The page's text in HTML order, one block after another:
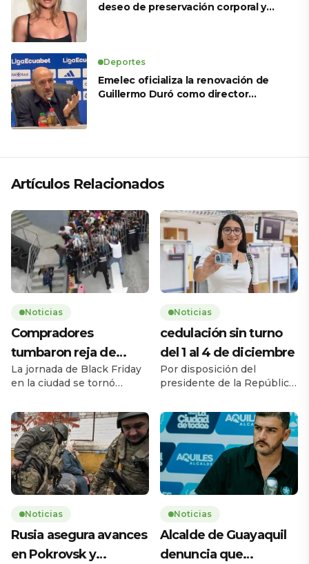
deseo de preservación corporal y
Deportes
Emelec oficializa la renovación de
Guillermo Duró como director
Artículos Relacionados
Noticias
Compradores
tumbaron reja de
supermercado
La jornada de Black Friday
en la ciudad se tornó
jueves 27 de noviembre,
cuando una multitud de
personas tumbó la reja de
un supermercado ubicado
en la avenida Carlos Julio
Arosemena, en el norte de
la ciudad. El hecho ocurrió
a las 08h17, 43 minutos
antes de la apertura […]
Noticias
cedulación sin turno
del 1 al 4 de diciembre
Por disposición del
presidente de la República,
Registro Civil del Ecuador
habilitará el servicio de
cedulación sin turno entre
el lunes 1 y el jueves 4 de
diciembre de 2025, en
horario de 08h00 a 17h00,
en 193 agencias a escala
nacional. La medida busca
ampliar la capacidad
operativa y facilitar […]
Noticias
Rusia asegura avances
en Pokrovsk y
Noticias
Alcalde de Guayaquil
denuncia que